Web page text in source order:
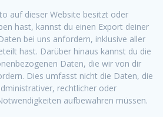
auf dieser Website besitzt oder
hast, kannst du einen Export deiner
bei uns anfordern, inklusive aller
hast. Darüber hinaus kannst du die
Daten, die wir von dir
Dies umfasst nicht die Daten, die
rechtlicher oder
aufbewahren müssen.